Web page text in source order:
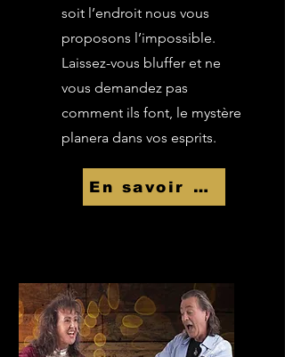
soit l’endroit nous vous
proposons l’impossible.
Laissez-vous bluffer et ne
vous demandez pas
comment ils font, le mystère
planera dans vos esprits.
En savoir Plus